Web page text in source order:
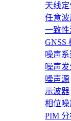
天线
任意
一致
GNSS
噪声
噪声
噪声源
示波器
相位
PIM 分